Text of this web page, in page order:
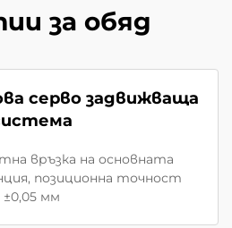
за обяд
серво задвижваща
връзка на основната
позиционна точност
±0,05 мм